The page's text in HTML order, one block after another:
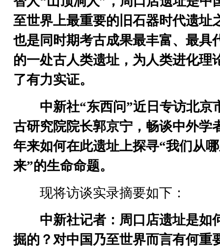
至世界上最重要的旧石器时代遗址
也是同时期考古成果最丰富、最具
的一处古人类遗址，为人类进化理
了有力实证。
中新社“东西问”近日专访北京
古研究院院长郭京宁，畅谈中外学
年来如何在此遗址上探寻“我们从
来”的生命命题。
现将访谈实录摘要如下：
中新社记者：周口店遗址是如
掘的？对中国乃至世界而言有何重